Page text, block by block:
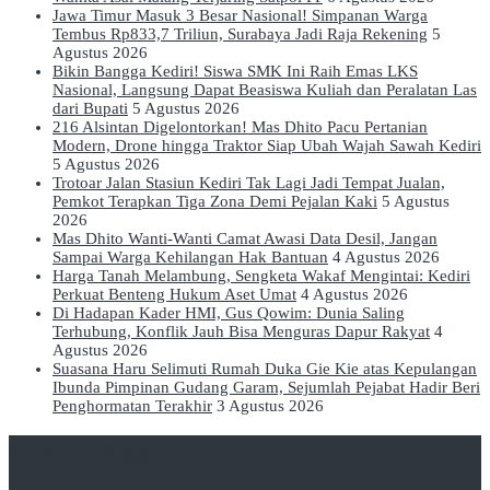
Jawa Timur Masuk 3 Besar Nasional! Simpanan Warga
Tembus Rp833,7 Triliun, Surabaya Jadi Raja Rekening 5
Agustus 2026
Bikin Bangga Kediri! Siswa SMK Ini Raih Emas LKS
Nasional, Langsung Dapat Beasiswa Kuliah dan Peralatan Las
dari Bupati 5 Agustus 2026
216 Alsintan Digelontorkan! Mas Dhito Pacu Pertanian
Modern, Drone hingga Traktor Siap Ubah Wajah Sawah Kediri
5 Agustus 2026
Trotoar Jalan Stasiun Kediri Tak Lagi Jadi Tempat Jualan,
Pemkot Terapkan Tiga Zona Demi Pejalan Kaki 5 Agustus
2026
Mas Dhito Wanti-Wanti Camat Awasi Data Desil, Jangan
Sampai Warga Kehilangan Hak Bantuan 4 Agustus 2026
Harga Tanah Melambung, Sengketa Wakaf Mengintai: Kediri
Perkuat Benteng Hukum Aset Umat 4 Agustus 2026
Di Hadapan Kader HMI, Gus Qowim: Dunia Saling
Terhubung, Konflik Jauh Bisa Menguras Dapur Rakyat 4
Agustus 2026
Suasana Haru Selimuti Rumah Duka Gie Kie atas Kepulangan
Ibunda Pimpinan Gudang Garam, Sejumlah Pejabat Hadir Beri
Penghormatan Terakhir 3 Agustus 2026